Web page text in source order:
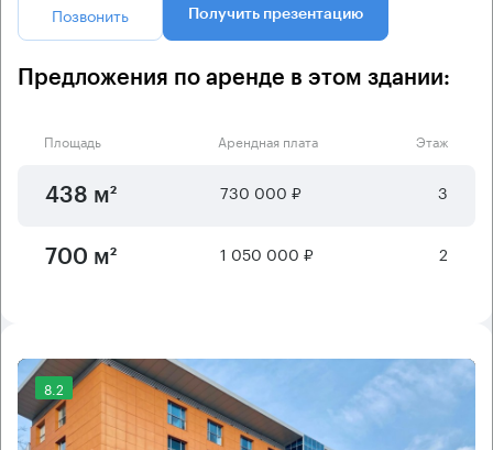
Позвонить Получить презентацию
Предложения по аренде в этом здании:
Площадь Арендная плата Этаж
438 м² 730 000 ₽ 3
700 м² 1 050 000 ₽ 2
8.2